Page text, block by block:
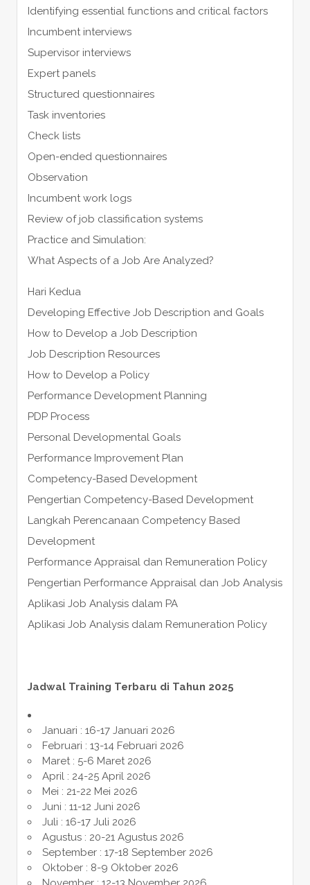
Identifying essential functions and critical factors
Incumbent interviews
Supervisor interviews
Expert panels
Structured questionnaires
Task inventories
Check lists
Open-ended questionnaires
Observation
Incumbent work logs
Review of job classification systems
Practice and Simulation:
What Aspects of a Job Are Analyzed?
Hari Kedua
Developing Effective Job Description and Goals
How to Develop a Job Description
Job Description Resources
How to Develop a Policy
Performance Development Planning
PDP Process
Personal Developmental Goals
Performance Improvement Plan
Competency-Based Development
Pengertian Competency-Based Development
Langkah Perencanaan Competency Based
Development
Performance Appraisal dan Remuneration Policy
Pengertian Performance Appraisal dan Job Analysis
Aplikasi Job Analysis dalam PA
Aplikasi Job Analysis dalam Remuneration Policy
Jadwal Training Terbaru di Tahun 2025
Januari : 16-17 Januari 2026
Februari : 13-14 Februari 2026
Maret : 5-6 Maret 2026
April : 24-25 April 2026
Mei : 21-22 Mei 2026
Juni : 11-12 Juni 2026
Juli : 16-17 Juli 2026
Agustus : 20-21 Agustus 2026
September : 17-18 September 2026
Oktober : 8-9 Oktober 2026